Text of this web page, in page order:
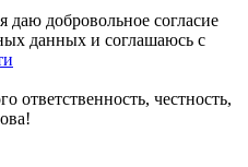
добровольное согласие
данных и соглашаюсь с
ответственность, честность,